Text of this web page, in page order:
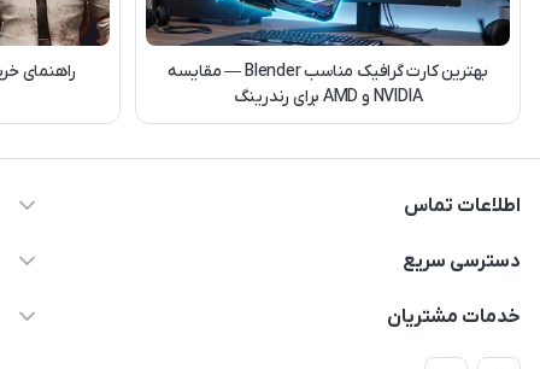
بهترین کارت گرافیک مناسب Blender — مقایسه
NVIDIA و AMD برای رندرینگ
راهنمای
اطلاعات تماس
07191092067 - 09034052067
دسترسی سریع
حساب کاربری
خدمات مشتریان
قوانین و مقررات